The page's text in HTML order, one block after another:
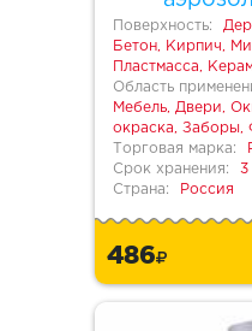
Поверхность:
Бетон, Кирпич,
Пластмасса,
Область
Мебель, Двери,
окраска, Заборы,
Торговая марка:
Срок хранения:
3
Страна:
Россия
486